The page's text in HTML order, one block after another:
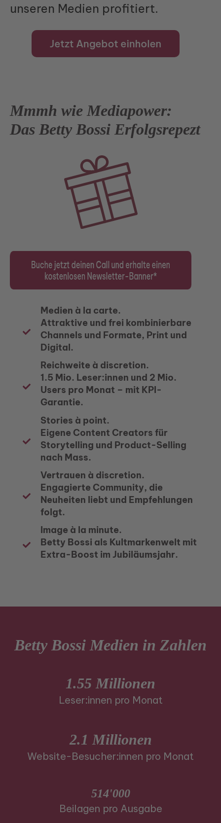
unseren Medien profitiert.
Mmmh wie Mediapower:
Das Betty Bossi Erfolgsrepezt
Medien à la carte.
Attraktive und frei kombinierbare
Channels und Formate, Print und
Digital.
Reichweite à discretion.
1.5 Mio. Leser:innen und 2 Mio.
Users pro Monat – mit KPI-
Garantie.
Stories à point.
Eigene Content Creators für
Storytelling und Product-Selling
nach Mass.
Vertrauen à discretion.
Engagierte Community, die
Neuheiten liebt und Empfehlungen
folgt.
Image à la minute.
Betty Bossi als Kultmarkenwelt mit
Extra-Boost im Jubiläumsjahr.
Betty Bossi Medien in Zahlen
1.55 Millionen
Leser:innen pro Monat
2.1 Millionen
Website-Besucher:innen pro Monat
514'000
Beilagen pro Ausgabe